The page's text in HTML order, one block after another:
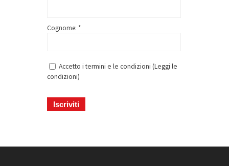
Cognome: *
Accetto i termini e le condizioni (Leggi le
condizioni)